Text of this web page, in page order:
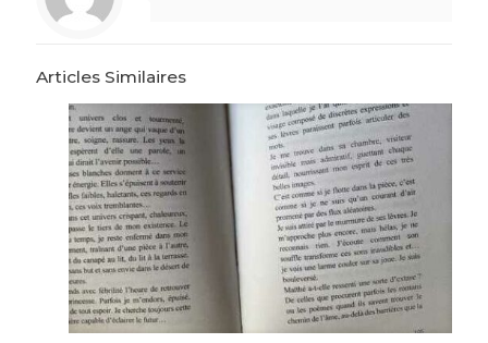
Articles Similaires